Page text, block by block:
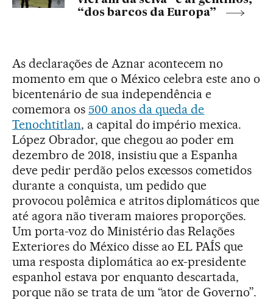
“dos barcos da Europa”
As declarações de Aznar acontecem no
momento em que o México celebra este ano o
bicentenário de sua independência e
comemora os 500 anos da queda de
Tenochtitlan, a capital do império mexica.
López Obrador, que chegou ao poder em
dezembro de 2018, insistiu que a Espanha
deve pedir perdão pelos excessos cometidos
durante a conquista, um pedido que
provocou polêmica e atritos diplomáticos que
até agora não tiveram maiores proporções.
Um porta-voz do Ministério das Relações
Exteriores do México disse ao EL PAÍS que
uma resposta diplomática ao ex-presidente
espanhol estava por enquanto descartada,
porque não se trata de um “ator de Governo”.